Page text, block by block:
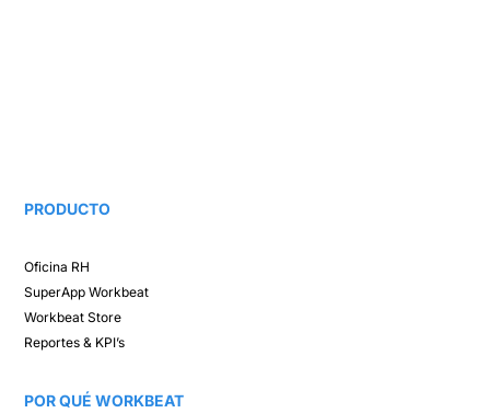
PRODUCTO
Oficina RH​
SuperAppWorkbeat
Workbeat Store​
Reportes & KPI’s​
POR QUÉ WORKBEAT​